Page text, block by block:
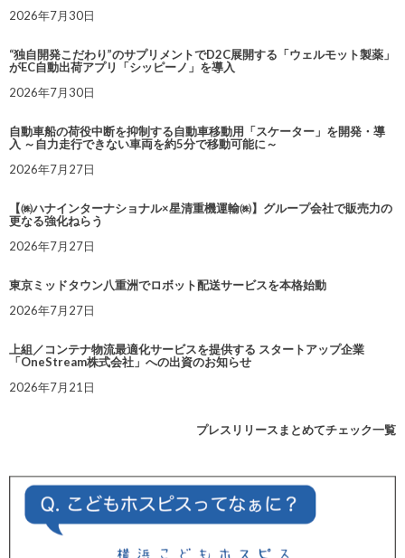
2026年7月30日
“独自開発こだわり”のサプリメントでD2C展開する「ウェルモット製薬」
がEC自動出荷アプリ「シッピーノ」を導入
2026年7月30日
自動車船の荷役中断を抑制する自動車移動用「スケーター」を開発・導
入 ～自力走行できない車両を約5分で移動可能に～
2026年7月27日
【㈱ハナインターナショナル×星清重機運輸㈱】グループ会社で販売力の
更なる強化ねらう
2026年7月27日
東京ミッドタウン八重洲でロボット配送サービスを本格始動
2026年7月27日
上組／コンテナ物流最適化サービスを提供する スタートアップ企業
「OneStream株式会社」への出資のお知らせ
2026年7月21日
プレスリリースまとめてチェック一覧